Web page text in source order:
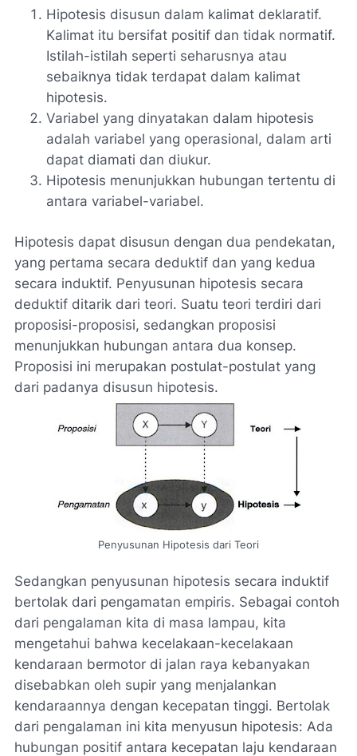
Hipotesis disusun dalam kalimat deklaratif.
Kalimat itu bersifat positif dan tidak normatif.
Istilah-istilah seperti seharusnya atau
sebaiknya tidak terdapat dalam kalimat
hipotesis.
Variabel yang dinyatakan dalam hipotesis
adalah variabel yang operasional, dalam arti
dapat diamati dan diukur.
Hipotesis menunjukkan hubungan tertentu di
antara variabel-variabel.
Hipotesis dapat disusun dengan dua pendekatan,
yang pertama secara deduktif dan yang kedua
secara induktif. Penyusunan hipotesis secara
deduktif ditarik dari teori. Suatu teori terdiri dari
proposisi-proposisi, sedangkan proposisi
menunjukkan hubungan antara dua konsep.
Proposisi ini merupakan postulat-postulat yang
dari padanya disusun hipotesis.
Penyusunan Hipotesis dari Teori
Sedangkan penyusunan hipotesis secara induktif
bertolak dari pengamatan empiris. Sebagai contoh
dari pengalaman kita di masa lampau, kita
mengetahui bahwa kecelakaan-kecelakaan
kendaraan bermotor di jalan raya kebanyakan
disebabkan oleh supir yang menjalankan
kendaraannya dengan kecepatan tinggi. Bertolak
dari pengalaman ini kita menyusun hipotesis: Ada
hubungan positif antara kecepatan laju kendaraan